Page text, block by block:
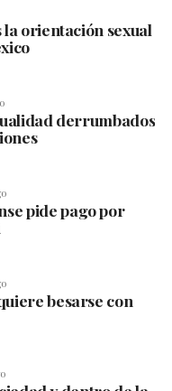
la orientación sexual
derrumbados
pide pago por
besarse con